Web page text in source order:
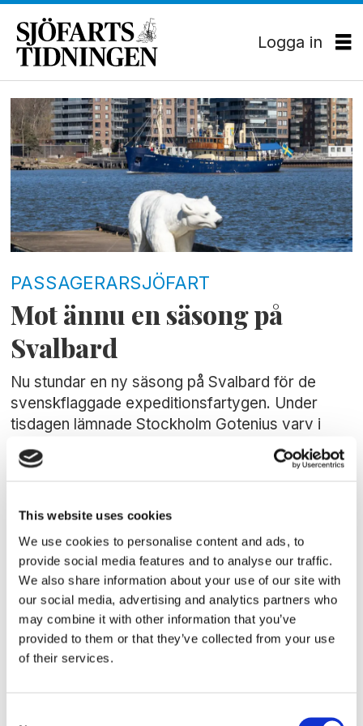
This website uses cookies
We use cookies to personalise content and ads, to
provide social media features and to analyse our traffic.
We also share information about your use of our site with
our social media, advertising and analytics partners who
may combine it with other information that you’ve
provided to them or that they’ve collected from your use
of their services.
Logga in
Tag:
expeditionsfartyg
PASSAGERARSJÖFART
Mot ännu en säsong på
Svalbard
Nu stundar en ny säsong på Svalbard för de
svenskflaggade expeditionsfartygen. Under
tisdagen lämnade Stockholm Gotenius varv i
Göteborg för en ny säsong i ett segment av
sjöfarten som både växer och har förändrats.